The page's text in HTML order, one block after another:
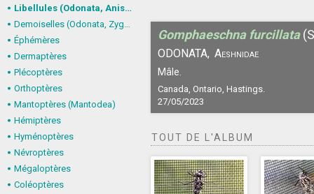
Libellules (Odonata, Anisoptera)
Demoiselles (Odonata, Zygoptera)
Éphémères
Dermaptères
Plécoptères
Orthoptères
Mantoptères (Mantodea)
Hémiptères
Hyménoptères
Névroptères
Mégaloptères
Coléoptères
Gomphaeschna furcillata
ODONATA, Aeshnidae
Mâle.
Canada, Ontario, Hastings.
27/05/2023
TOUT DE L'ALBUM